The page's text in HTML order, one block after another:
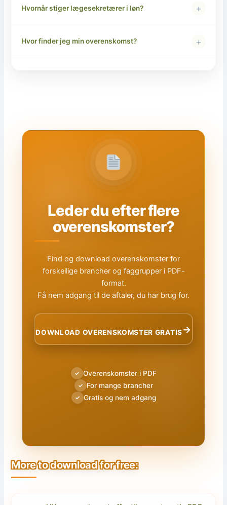
Hvornår stiger lægesekretærer i løn? +
Hvor finder jeg min overenskomst? +
Leder du efter flere
overenskomster?
Find og download overenskomster for
forskellige brancher og faggrupper i PDF-
format.
Få nem adgang til de aftaler, du har brug for.
DOWNLOAD OVERENSKOMSTER GRATIS→
✓ Overenskomster i PDF
✓ For mange brancher
✓ Gratis og nem adgang
More to download for free: